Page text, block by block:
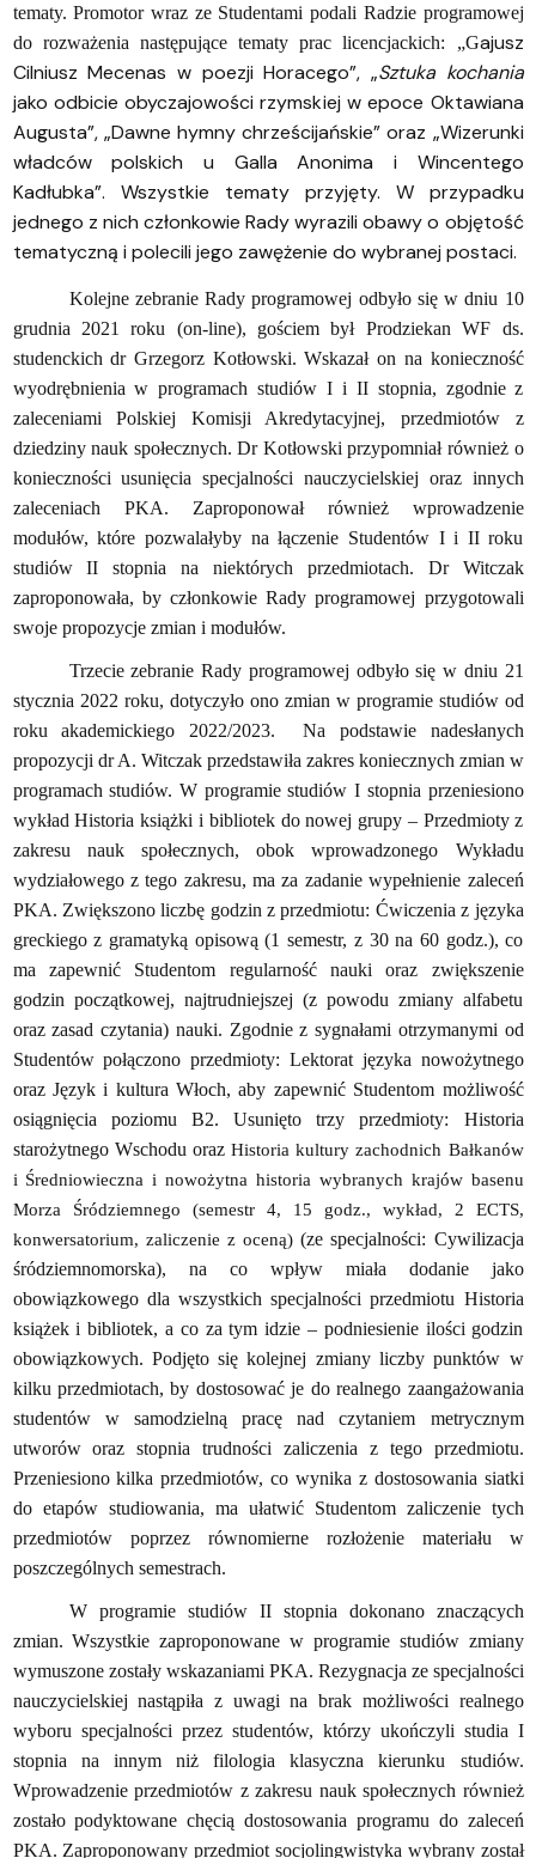
tematy. Promotor wraz ze Studentami podali Radzie programowej
do rozważenia następujące tematy prac licencjackich: „Gajusz
Cilniusz Mecenas w poezji Horacego”, „Sztuka kochania
jako odbicie obyczajowości rzymskiej w epoce Oktawiana
Augusta”, „Dawne hymny chrześcijańskie” oraz „Wizerunki
władców polskich u Galla Anonima i Wincentego
Kadłubka”. Wszystkie tematy przyjęty. W przypadku
jednego z nich członkowie Rady wyrazili obawy o objętość
tematyczną i polecili jego zawężenie do wybranej postaci.
Kolejne zebranie Rady programowej odbyło się w dniu 10
grudnia 2021 roku (on-line), gościem był Prodziekan WF ds.
studenckich dr Grzegorz Kotłowski. Wskazał on na konieczność
wyodrębnienia w programach studiów I i II stopnia, zgodnie z
zaleceniami Polskiej Komisji Akredytacyjnej, przedmiotów z
dziedziny nauk społecznych. Dr Kotłowski przypomniał również o
konieczności usunięcia specjalności nauczycielskiej oraz innych
zaleceniach PKA. Zaproponował również wprowadzenie
modułów, które pozwalałyby na łączenie Studentów I i II roku
studiów II stopnia na niektórych przedmiotach. Dr Witczak
zaproponowała, by członkowie Rady programowej przygotowali
swoje propozycje zmian i modułów.
Trzecie zebranie Rady programowej odbyło się w dniu 21
stycznia 2022 roku, dotyczyło ono zmian w programie studiów od
roku akademickiego 2022/2023. Na podstawie nadesłanych
propozycji dr A. Witczak przedstawiła zakres koniecznych zmian w
programach studiów. W programie studiów I stopnia przeniesiono
wykład Historia książki i bibliotek do nowej grupy – Przedmioty z
zakresu nauk społecznych, obok wprowadzonego Wykładu
wydziałowego z tego zakresu, ma za zadanie wypełnienie zaleceń
PKA. Zwiększono liczbę godzin z przedmiotu: Ćwiczenia z języka
greckiego z gramatyką opisową (1 semestr, z 30 na 60 godz.), co
ma zapewnić Studentom regularność nauki oraz zwiększenie
godzin początkowej, najtrudniejszej (z powodu zmiany alfabetu
oraz zasad czytania) nauki. Zgodnie z sygnałami otrzymanymi od
Studentów połączono przedmioty: Lektorat języka nowożytnego
oraz Język i kultura Włoch, aby zapewnić Studentom możliwość
osiągnięcia poziomu B2. Usuniętotrzy przedmioty: Historia
starożytnego Wschodu oraz Historia kultury zachodnich Bałkanów
i Średniowieczna i nowożytna historia wybranych krajów basenu
Morza Śródziemnego (semestr 4, 15 godz., wykład, 2 ECTS,
konwersatorium, zaliczenie z oceną) (ze specjalności: Cywilizacja
śródziemnomorska), na co wpływ miała dodanie jako
obowiązkowego dla wszystkich specjalności przedmiotu Historia
książek i bibliotek, a co za tym idzie – podniesienie ilości godzin
obowiązkowych. Podjęto się kolejnej zmiany liczby punktów w
kilku przedmiotach, by dostosować je do realnego zaangażowania
studentów w samodzielną pracę nad czytaniem metrycznym
utworów oraz stopnia trudności zaliczenia z tego przedmiotu.
Przeniesiono kilka przedmiotów, co wynika z dostosowania siatki
do etapów studiowania, ma ułatwić Studentom zaliczenie tych
przedmiotów poprzez równomierne rozłożenie materiału w
poszczególnych semestrach.
W programie studiów II stopnia dokonano znaczących
zmian.Wszystkie zaproponowane w programie studiów zmiany
wymuszone zostały wskazaniami PKA. Rezygnacja ze specjalności
nauczycielskiej nastąpiła z uwagi na brak możliwości realnego
wyboru specjalności przez studentów, którzy ukończyli studia I
stopnia na innym niż filologia klasyczna kierunku studiów.
Wprowadzenie przedmiotów z zakresu nauk społecznych również
zostało podyktowane chęcią dostosowania programu do zaleceń
PKA. Zaproponowany przedmiot socjolingwistyka wybrany został